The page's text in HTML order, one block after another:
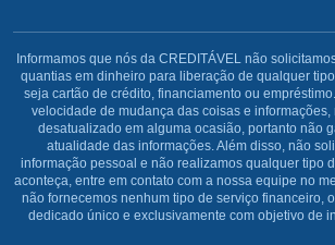
Informamos que nós da CREDITÁVEL não
quantias em dinheiro para liberação de qualquer
seja cartão de crédito, financiamento ou
velocidade de mudança das coisas e informações,
desatualizado em alguma ocasião, portanto não
atualidade das informações. Além disso, não
informação pessoal e não realizamos qualquer tipo
aconteça, entre em contato com a nossa equipe no
não fornecemos nenhum tipo de serviço financeiro,
dedicado único e exclusivamente com objetivo de